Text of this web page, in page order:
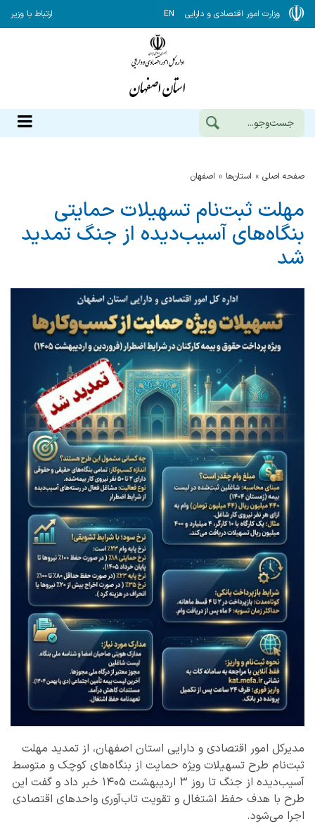
وزارت امور اقتصادی و دارایی EN ارتباط با وزیر
صفحه اصلی استان‌ها اصفهان
مهلت ثبت‌نام تسهیلات حمایتی
بنگاه‌های آسیب‌دیده از جنگ تمدید
شد
مدیرکل امور اقتصادی و دارایی استان اصفهان، از تمدید مهلت
ثبت‌نام طرح تسهیلات ویژه حمایت از بنگاه‌های کوچک و متوسط
آسیب‌دیده از جنگ تا روز ۳ اردیبهشت ۱۴۰۵ خبر داد و گفت این
طرح با هدف حفظ اشتغال و تقویت تاب‌آوری واحدهای اقتصادی
اجرا می‌شود.